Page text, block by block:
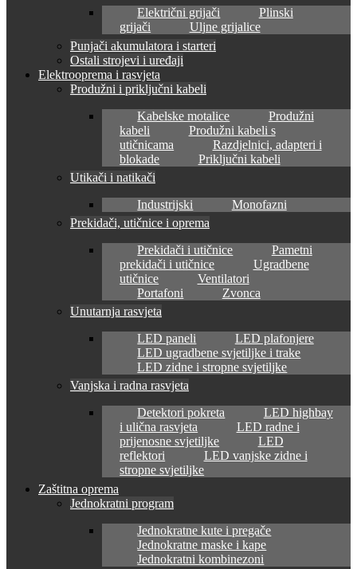
Električni grijači
Plinski
grijači
Uljne grijalice
Punjači akumulatora i starteri
Ostali strojevi i uređaji
Elektrooprema i rasvjeta
Produžni i priključni kabeli
Kabelske motalice
Produžni
kabeli
Produžni kabeli s
utičnicama
Razdjelnici, adapteri i
blokade
Priključni kabeli
Utikači i natikači
Industrijski
Monofazni
Prekidači, utičnice i oprema
Prekidači i utičnice
Pametni
prekidači i utičnice
Ugradbene
utičnice
Ventilatori
Portafoni
Zvonca
Unutarnja rasvjeta
LED paneli
LED plafonjere
LED ugradbene svjetiljke i trake
LED zidne i stropne svjetiljke
Vanjska i radna rasvjeta
Detektori pokreta
LED highbay
i ulična rasvjeta
LED radne i
prijenosne svjetiljke
LED
reflektori
LED vanjske zidne i
stropne svjetiljke
Zaštitna oprema
Jednokratni program
Jednokratne kute i pregače
Jednokratne maske i kape
Jednokratni kombinezoni